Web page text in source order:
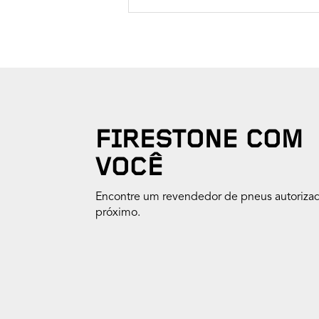
FIRESTONE COM
VOCÊ
Encontre um revendedor de pneus
próximo.